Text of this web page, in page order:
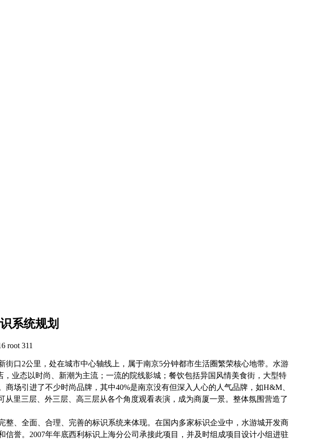
系统规划
root 311
街口2公里，处在城市中心轴线上，属于南京5分钟都市生活圈繁荣核心地带。水游
业态以时尚、新潮为主流；一流的院线影城；餐饮包括异国风情美食街，大型特
场引进了不少时尚品牌，其中40%是南京没有但深入人心的人气品牌，如H&M、
里三层、外三层、高三层从各个角度观看表演，成为商厦一景。整体氛围营造了
、全面、合理、完善的标识系统来体现。在国内多家标识企业中，水游城开发商
誉。2007年年底西利标识上海分公司承接此项目，并及时组成项目设计小组进驻